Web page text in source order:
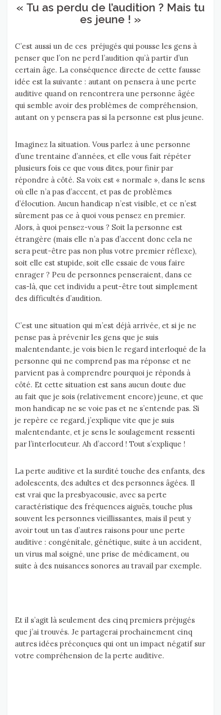
« Tu as perdu de l’audition ? Mais tu
es jeune ! »
C’est aussi un de ces préjugés qui pousse les gens à
penser que l’on ne perd l’audition qu’à partir d’un
certain âge. La conséquence directe de cette fausse
idée est la suivante : autant on pensera à une perte
auditive quand on rencontrera une personne âgée
qui semble avoir des problèmes de compréhension,
autant on y pensera pas si la personne est plus jeune.
Imaginez la situation. Vous parlez à une personne
d’une trentaine d’années, et elle vous fait répéter
plusieurs fois ce que vous dites, pour finir par
répondre à côté. Sa voix est « normale », dans le sens
où elle n’a pas d’accent, et pas de problèmes
d’élocution. Aucun handicap n’est visible, et ce n’est
sûrement pas ce à quoi vous pensez en premier.
Alors, à quoi pensez-vous ? Soit la personne est
étrangère (mais elle n’a pas d’accent donc cela ne
sera peut-être pas non plus votre premier réflexe),
soit elle est stupide, soit elle essaie de vous faire
enrager ? Peu de personnes penseraient, dans ce
cas-là, que cet individu a peut-être tout simplement
des difficultés d’audition.
C’est une situation qui m’est déjà arrivée, et si je ne
pense pas à prévenir les gens que je suis
malentendante, je vois bien le regard interloqué de la
personne qui ne comprend pas ma réponse et ne
parvient pas à comprendre pourquoi je réponds à
côté. Et cette situation est sans aucun doute due
au fait que je sois (relativement encore) jeune, et que
mon handicap ne se voie pas et ne s’entende pas. Si
je repère ce regard, j’explique vite que je suis
malentendante, et je sens le soulagement ressenti
par l’interlocuteur. Ah d’accord ! Tout s’explique !
La perte auditive et la surdité touche des enfants, des
adolescents, des adultes et des personnes âgées. Il
est vrai que la presbyacousie, avec sa perte
caractéristique des fréquences aiguës, touche plus
souvent les personnes vieillissantes, mais il peut y
avoir tout un tas d’autres raisons pour une perte
auditive : congénitale, génétique, suite à un accident,
un virus mal soigné, une prise de médicament, ou
suite à des nuisances sonores au travail par exemple.
Et il s’agit là seulement des cinq premiers préjugés
que j’ai trouvés. Je partagerai prochainement cinq
autres idées préconçues qui ont un impact négatif sur
votre compréhension de la perte auditive.